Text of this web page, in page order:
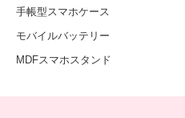
手帳型スマホケース
モバイルバッテリー
MDFスマホスタンド